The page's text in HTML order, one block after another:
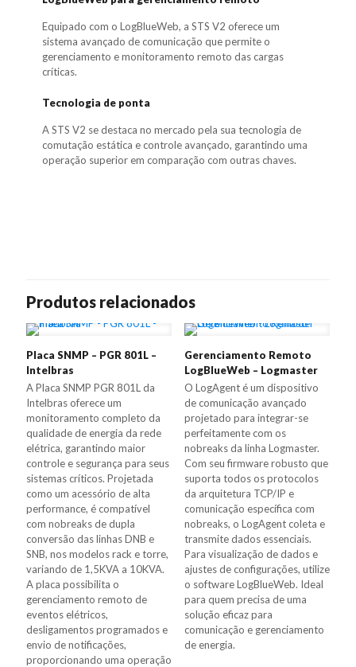
Equipado com o LogBlueWeb, a STS V2 oferece um
sistema avançado de comunicação que permite o
gerenciamento e monitoramento remoto das cargas
críticas.
Tecnologia de ponta
A STS V2 se destaca no mercado pela sua tecnologia de
comutação estática e controle avançado, garantindo uma
operação superior em comparação com outras chaves.
Produtos relacionados
Placa SNMP – PGR 801L –
Intelbras
A Placa SNMP PGR 801L da
Intelbras oferece um
monitoramento completo da
qualidade de energia da rede
elétrica, garantindo maior
controle e segurança para seus
sistemas críticos. Projetada
como um acessório de alta
performance, é compatível
com nobreaks de dupla
conversão das linhas DNB e
SNB, nos modelos rack e torre,
variando de 1,5KVA a 10KVA.
A placa possibilita o
gerenciamento remoto de
eventos elétricos,
desligamentos programados e
envio de notificações,
proporcionando uma operação
Gerenciamento Remoto
LogBlueWeb – Logmaster
O LogAgent é um dispositivo
de comunicação avançado
projetado para integrar-se
perfeitamente com os
nobreaks da linha Logmaster.
Com seu firmware robusto que
suporta todos os protocolos
da arquitetura TCP/IP e
comunicação específica com
nobreaks, o LogAgent coleta e
transmite dados essenciais.
Para visualização de dados e
ajustes de configurações, utilize
o software LogBlueWeb. Ideal
para quem precisa de uma
solução eficaz para
comunicação e gerenciamento
de energia.